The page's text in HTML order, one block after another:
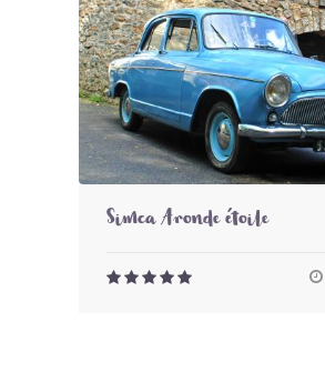
Simca Aronde étoile